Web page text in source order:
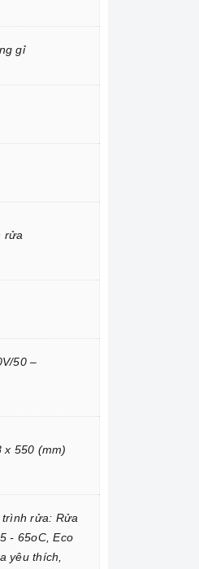
gỉ
rửa
50 –
x 550 (mm)
rửa: Rửa
- 65oC, Eco
yêu thích,